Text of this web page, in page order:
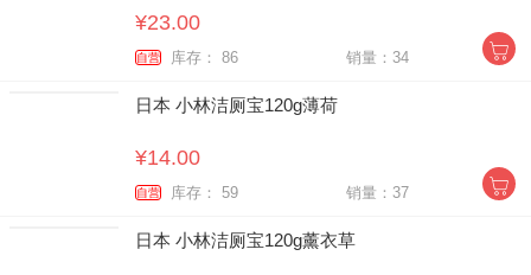
¥23.00
自营 库存： 86 销量：34
日本 小林洁厕宝120g薄荷
¥14.00
自营 库存： 59 销量：37
日本 小林洁厕宝120g薰衣草